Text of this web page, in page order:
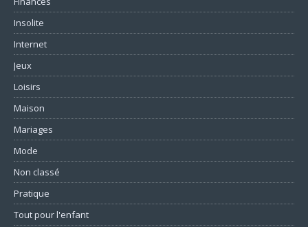
Insolite
Internet
Jeux
Loisirs
Maison
Mariages
Mode
Non classé
Pratique
Tout pour l'enfant